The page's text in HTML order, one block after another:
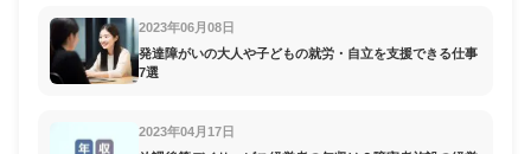
2023年06月08日
発達障がいの大人や子どもの就労・自立を支援できる仕事
7選
2023年04月17日